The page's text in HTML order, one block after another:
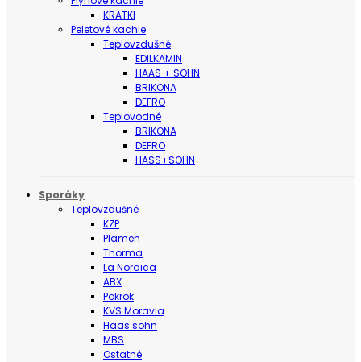
KRATKI
Peletové kachle
Teplovzdušné
EDILKAMIN
HAAS + SOHN
BRIKONA
DEFRO
Teplovodné
BRIKONA
DEFRO
HASS+SOHN
Sporáky
Teplovzdušné
KZP
Plamen
Thorma
La Nordica
ABX
Pokrok
KVS Moravia
Haas sohn
MBS
Ostatné